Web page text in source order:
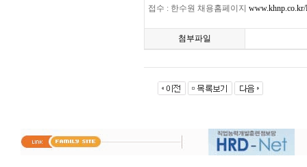
접수 : 한수원 채용홈페이지
첨부파일